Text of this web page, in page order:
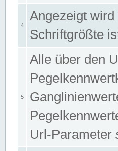
4
Angezeigt
Schriftgrößte
5
Alle über den
Url-Parameter